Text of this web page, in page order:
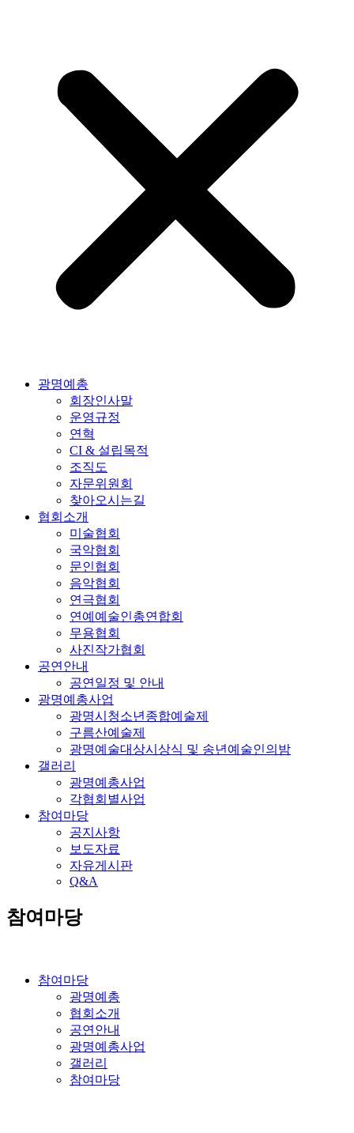
광명예총
회장인사말
운영규정
연혁
CI & 설립목적
조직도
자문위원회
찾아오시는길
협회소개
미술협회
국악협회
문인협회
음악협회
연극협회
연예예술인총연합회
무용협회
사진작가협회
공연안내
공연일정 및 안내
광명예총사업
광명시청소년종합예술제
구름산예술제
광명예술대상시상식 및 송년예술인의밤
갤러리
광명예총사업
각협회별사업
참여마당
공지사항
보도자료
자유게시판
Q&A
참여마당
참여마당
광명예총
협회소개
공연안내
광명예총사업
갤러리
참여마당